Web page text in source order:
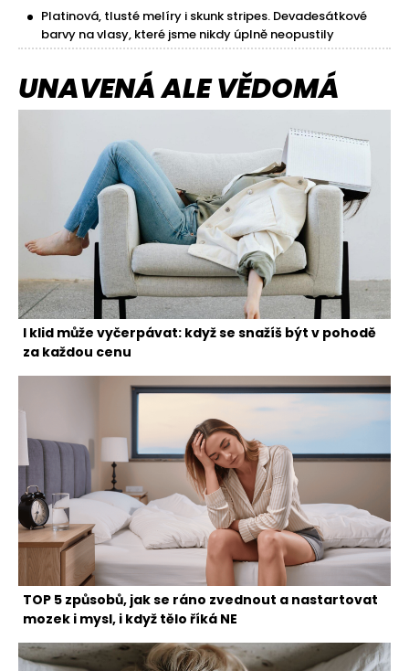
Platinová, tlusté melíry i skunk stripes. Devadesátkové
barvy na vlasy, které jsme nikdy úplně neopustily
UNAVENÁ ALE VĚDOMÁ
I klid může vyčerpávat: když se snažíš být v pohodě
za každou cenu
TOP 5 způsobů, jak se ráno zvednout a nastartovat
mozek i mysl, i když tělo říká NE